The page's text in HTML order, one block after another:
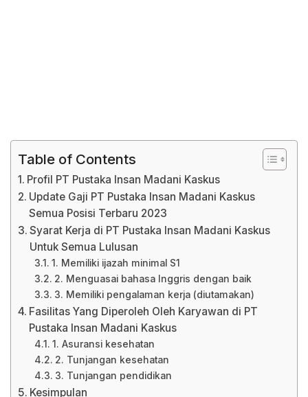
Table of Contents
Profil PT Pustaka Insan Madani Kaskus
Update Gaji PT Pustaka Insan Madani Kaskus
Semua Posisi Terbaru 2023
Syarat Kerja di PT Pustaka Insan Madani Kaskus
Untuk Semua Lulusan
1. Memiliki ijazah minimal S1
2. Menguasai bahasa Inggris dengan baik
3. Memiliki pengalaman kerja (diutamakan)
Fasilitas Yang Diperoleh Oleh Karyawan di PT
Pustaka Insan Madani Kaskus
1. Asuransi kesehatan
2. Tunjangan kesehatan
3. Tunjangan pendidikan
Kesimpulan